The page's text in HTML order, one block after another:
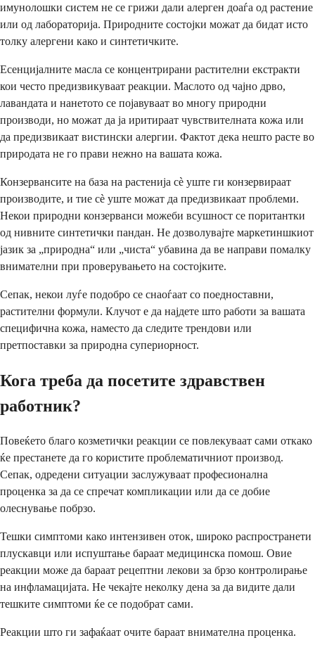
имунолошки систем не се грижи дали алерген доаѓа од растение
или од лабораторија. Природните состојки можат да бидат исто
толку алергени како и синтетичките.
Есенцијалните масла се концентрирани растителни екстракти
кои често предизвикуваат реакции. Маслото од чајно дрво,
лавандата и нанетото се појавуваат во многу природни
производи, но можат да ја иритираат чувствителната кожа или
да предизвикаат вистински алергии. Фактот дека нешто расте во
природата не го прави нежно на вашата кожа.
Конзервансите на база на растенија сè уште ги конзервираат
производите, и тие сè уште можат да предизвикаат проблеми.
Некои природни конзерванси можеби всушност се поритантки
од нивните синтетички пандан. Не дозволувајте маркетиншкиот
јазик за „природна“ или „чиста“ убавина да ве направи помалку
внимателни при проверувањето на состојките.
Сепак, некои луѓе подобро се снаоѓаат со поедноставни,
растителни формули. Клучот е да најдете што работи за вашата
специфична кожа, наместо да следите трендови или
претпоставки за природна супериорност.
Кога треба да посетите здравствен
работник?
Повеќето благо козметички реакции се повлекуваат сами откако
ќе престанете да го користите проблематичниот производ.
Сепак, одредени ситуации заслужуваат професионална
проценка за да се спречат компликации или да се добие
олеснување побрзо.
Тешки симптоми како интензивен оток, широко распространети
плускавци или испуштање бараат медицинска помош. Овие
реакции може да бараат рецептни лекови за брзо контролирање
на инфламацијата. Не чекајте неколку дена за да видите дали
тешките симптоми ќе се подобрат сами.
Реакции што ги зафаќаат очите бараат внимателна проценка.